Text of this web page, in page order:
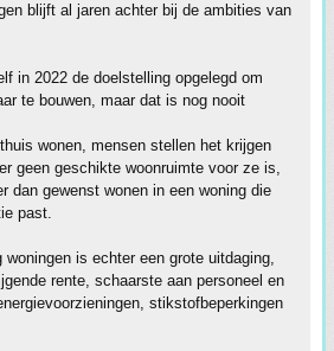
blijft al jaren achter bij de ambities van
in 2022 de doelstelling opgelegd om
te bouwen, maar dat is nog nooit
wonen, mensen stellen het krijgen
geen geschikte woonruimte voor ze is,
dan gewenst wonen in een woning die
past.
woningen is echter een grote uitdaging,
rente, schaarste aan personeel en
stikstofbeperkingen